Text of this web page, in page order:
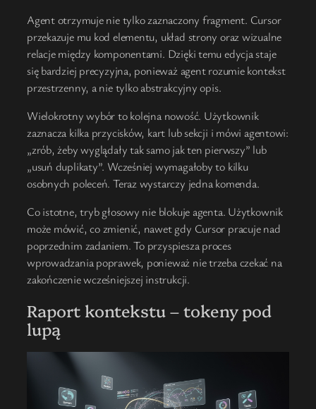
Agent otrzymuje nie tylko zaznaczony fragment. Cursor
przekazuje mu kod elementu, układ strony oraz wizualne
relacje między komponentami. Dzięki temu edycja staje
się bardziej precyzyjna, ponieważ agent rozumie kontekst
przestrzenny, a nie tylko abstrakcyjny opis.
Wielokrotny wybór to kolejna nowość. Użytkownik
zaznacza kilka przycisków, kart lub sekcji i mówi agentowi:
„zrób, żeby wyglądały tak samo jak ten pierwszy” lub
„usuń duplikaty”. Wcześniej wymagałoby to kilku
osobnych poleceń. Teraz wystarczy jedna komenda.
Co istotne, tryb głosowy nie blokuje agenta. Użytkownik
może mówić, co zmienić, nawet gdy Cursor pracuje nad
poprzednim zadaniem. To przyspiesza proces
wprowadzania poprawek, ponieważ nie trzeba czekać na
zakończenie wcześniejszej instrukcji.
Raport kontekstu – tokeny pod
lupą